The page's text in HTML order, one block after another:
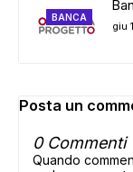
BANCA
giu
Posta un
0 Commenti
Quando